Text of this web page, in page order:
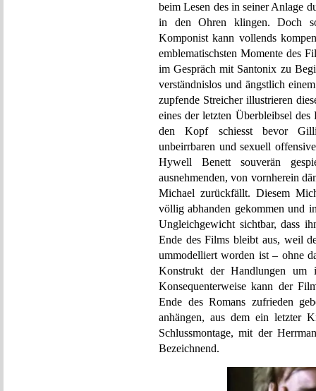
beim Lesen des in seiner Anlage
in den Ohren klingen. Doch
Komponist kann vollends
emblematischsten Momente des
im Gespräch mit Santonix zu
verständnislos und ängstlich
zupfende Streicher illustrieren
eines der letzten Überbleibsel
den Kopf schiesst bevor
unbeirrbaren und sexuell
Hywell Benett souverän
ausnehmenden, von vornherein
Michael zurückfällt. Diesem
völlig abhanden gekommen und
Ungleichgewicht sichtbar, dass
Ende des Films bleibt aus, weil
ummodelliert worden ist – ohne
Konstrukt der Handlungen um
Konsequenterweise kann der
Ende des Romans zufrieden
anhängen, aus dem ein letzter
Schlussmontage, mit der
Bezeichnend.